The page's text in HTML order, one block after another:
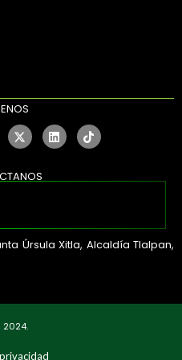
Úrsula Xitla, Alcaldía Tlalpan,
2024.